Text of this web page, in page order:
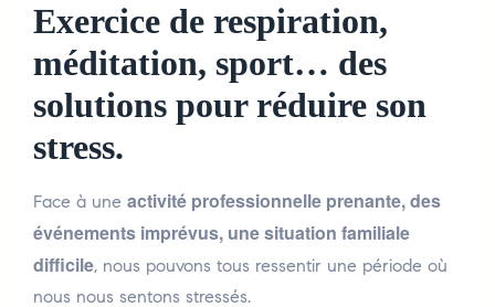
Exercice de respiration,
méditation, sport… des
solutions pour réduire son
stress.
Face à une activité professionnelle prenante, des
événements imprévus, une situation familiale
difficile, nous pouvons tous ressentir une période où
nous nous sentons stressés.